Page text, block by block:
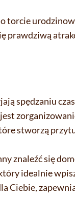
torcie
prawdziwą
spędzaniu
stworzą
znaleźć się
idealnie
Ciebie,